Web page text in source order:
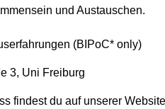
und Austauschen.
(BIPoC* only)
3, Uni Freiburg
findest du auf unserer